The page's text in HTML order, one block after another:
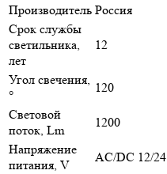
Производитель Россия
Срок службы
светильника,
лет
12
Угол свечения,
°
120
Световой
поток, Lm
1200
Напряжение
питания, V
AC/DC 12/24